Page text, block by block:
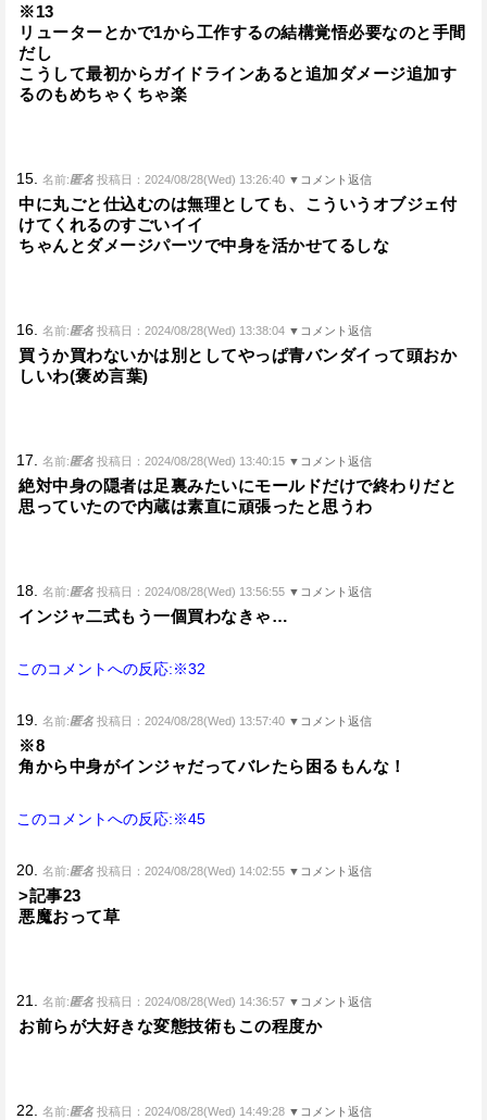
※13
リューターとかで1から工作するの結構覚悟必要なのと手間
だし
こうして最初からガイドラインあると追加ダメージ追加す
るのもめちゃくちゃ楽
15. 名前:匿名 投稿日：2024/08/28(Wed) 13:26:40 ▼コメント返信
中に丸ごと仕込むのは無理としても、こういうオブジェ付
けてくれるのすごいイイ
ちゃんとダメージパーツで中身を活かせてるしな
16. 名前:匿名 投稿日：2024/08/28(Wed) 13:38:04 ▼コメント返信
買うか買わないかは別としてやっぱ青バンダイって頭おか
しいわ(褒め言葉)
17. 名前:匿名 投稿日：2024/08/28(Wed) 13:40:15 ▼コメント返信
絶対中身の隠者は足裏みたいにモールドだけで終わりだと
思っていたので内蔵は素直に頑張ったと思うわ
18. 名前:匿名 投稿日：2024/08/28(Wed) 13:56:55 ▼コメント返信
インジャ二式もう一個買わなきゃ…
このコメントへの反応:※32
19. 名前:匿名 投稿日：2024/08/28(Wed) 13:57:40 ▼コメント返信
※8
角から中身がインジャだってバレたら困るもんな！
このコメントへの反応:※45
20. 名前:匿名 投稿日：2024/08/28(Wed) 14:02:55 ▼コメント返信
>記事23
悪魔おって草
21. 名前:匿名 投稿日：2024/08/28(Wed) 14:36:57 ▼コメント返信
お前らが大好きな変態技術もこの程度か
22. 名前:匿名 投稿日：2024/08/28(Wed) 14:49:28 ▼コメント返信